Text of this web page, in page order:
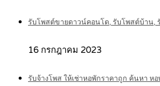
รับโพสต์ขายดาวน์คอนโด, รับโพสต์บ้าน,
16 กรกฎาคม 2023
รับจ้างโพส ให้เช่าหอพักราคาถูก ค้นหา ห